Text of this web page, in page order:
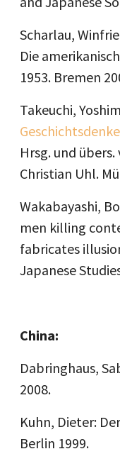
Scharlau,
Die
1953. Bremen
Takeuchi,
Hrsg. und
Christian Uhl.
Wakabayashi,
men killing
fabricates
Japanese
China:
Dabringhaus,
2008.
Kuhn, Dieter:
Berlin 1999.